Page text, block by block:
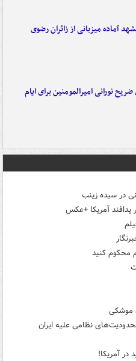
آماده میزبانی از زائران رضوی
نورانی امیرالمومنین برای ایام
در سیده زینب
محکوم کنید
موشکی
نظامی علیه ایران
در آمریکا!